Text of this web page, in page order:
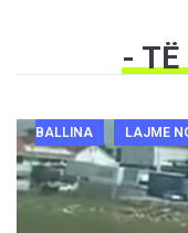
- TË
BALLINA LAJME